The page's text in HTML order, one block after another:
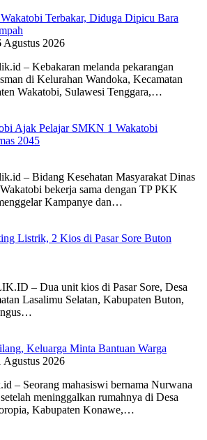
Terbakar, Diduga Dipicu Bara
Agustus 2026
– Kebakaran melanda pekarangan
di Kelurahan Wandoka, Kecamatan
Wakatobi, Sulawesi Tenggara,…
Ajak Pelajar SMKN 1 Wakatobi
2045
– Bidang Kesehatan Masyarakat Dinas
bekerja sama dengan TP PKK
Kampanye dan…
Listrik, 2 Kios di Pasar Sore Buton
– Dua unit kios di Pasar Sore, Desa
Lasalimu Selatan, Kabupaten Buton,
Keluarga Minta Bantuan Warga
Agustus 2026
– Seorang mahasiswi bernama Nurwana
meninggalkan rumahnya di Desa
Kabupaten Konawe,…